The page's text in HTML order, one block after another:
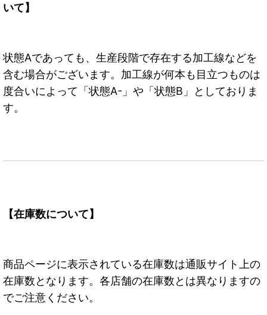
いて】
状態Aであっても、生産段階で存在する加工線などを
含む場合がございます。加工線が何本も目立つものは
度合いによって「状態A-」や「状態B」としておりま
す。
【在庫数について】
商品ページに表示されている在庫数は通販サイト上の
在庫数となります。各店舗の在庫数とは異なりますの
でご注意ください。